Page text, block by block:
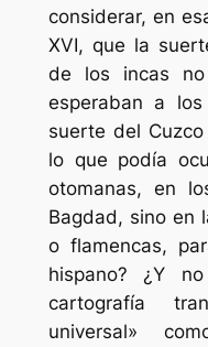
considerar, en
XVI, que la
de los incas
esperaban a
suerte del
lo que podía
otomanas, en
Bagdad, sino en
o flamencas,
hispano? ¿Y
cartografía
universal»